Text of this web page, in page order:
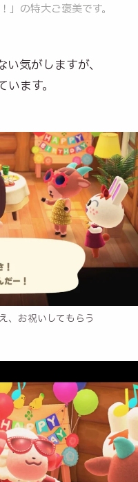
」の特大ご褒美です。
気がしますが、
ます。
、お祝いしてもらう